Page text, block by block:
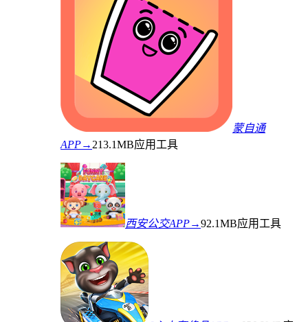
蒙自通
APP→ 213.1MB应用工具
西安公交APP→92.1MB应用工具